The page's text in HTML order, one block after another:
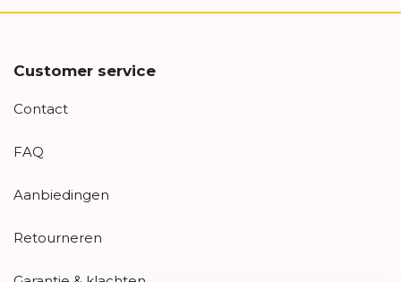
Customer service
Contact
FAQ
Aanbiedingen
Retourneren